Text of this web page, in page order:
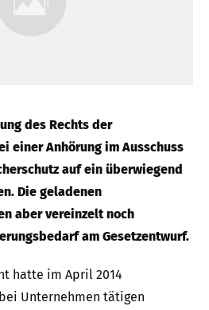
des Rechts der
einer Anhörung im Ausschuss
auf ein überwiegend
Die geladenen
aber vereinzelt noch
am Gesetzentwurf.
hatte im April 2014
Unternehmen tätigen